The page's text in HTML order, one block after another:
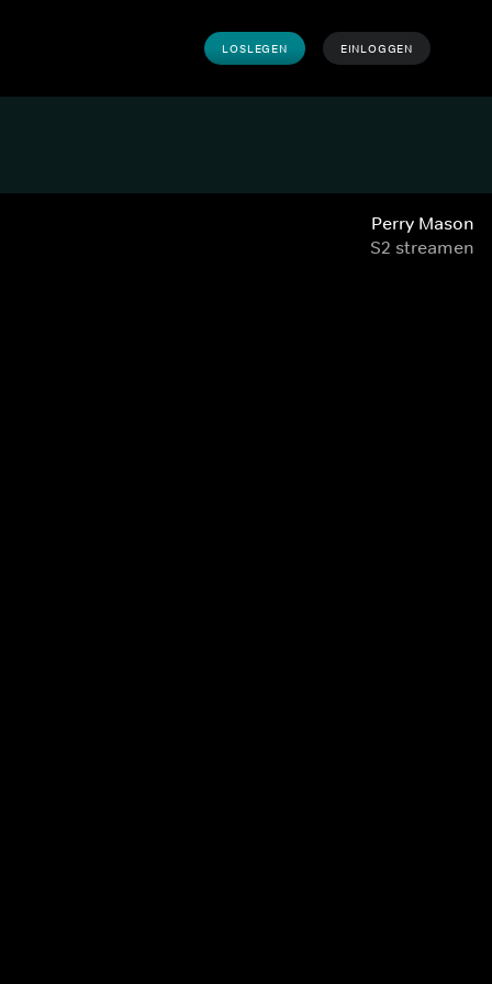
LOSLEGEN EINLOGGEN
Perry Mason
S2 streamen